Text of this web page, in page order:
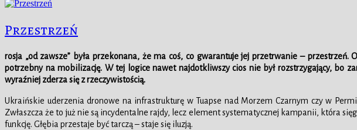
Przestrzeń
rosja „od zawsze” była przekonana, że ma coś, co gwarantuje jej przetrwanie –
potrzebny na mobilizację. W tej logice nawet najdotkliwszy cios nie był rozstrzygający, bo
wyraźniej zderza się z rzeczywistością.
Ukraińskie uderzenia dronowe na infrastrukturę w Tuapse nad Morzem Czarnym czy w
Zwłaszcza że to już nie są incydentalne rajdy, lecz element systematycznej kampanii, która
funkcję. Głębia przestaje być tarczą – staje się iluzją.